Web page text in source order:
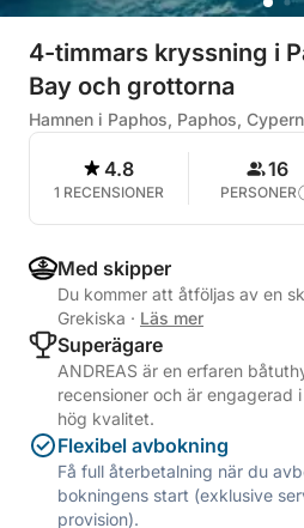
4-timmars kryssning i
Bay och grottorna
Hamnen i Paphos, Paphos, Cypern
4.8
1 RECENSIONER
16
PERSONER
Med skipper
Du kommer att åtföljas av en
Grekiska · Läs mer
Superägare
ANDREAS är en erfaren
recensioner och är engagerad
hög kvalitet.
Flexibel avbokning
Få full återbetalning när du
bokningens start (exklusive
provision).